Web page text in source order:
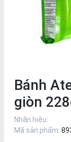
Bánh
giòn
Nhãn hiệu:
Mã sản phẩm: